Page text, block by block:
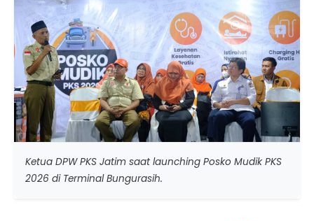
Ketua DPW PKS Jatim saat launching Posko Mudik PKS
2026 di Terminal Bungurasih.